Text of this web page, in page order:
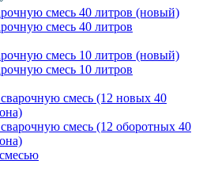
смесь 40 литров (новый)
смесь 40 литров
смесь 10 литров (новый)
смесь 10 литров
смесь (12 новых 40
смесь (12 оборотных 40